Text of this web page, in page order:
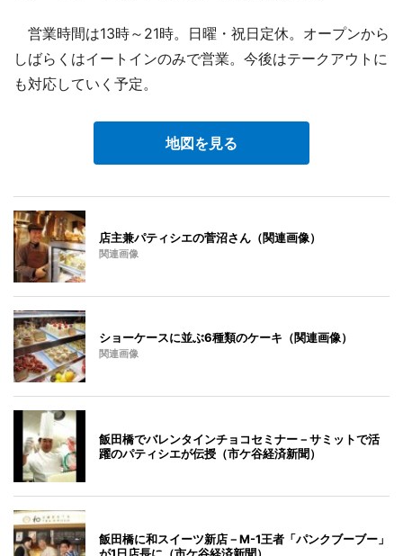
営業時間は13時～21時。日曜・祝日定休。オープンから
しばらくはイートインのみで営業。今後はテークアウトに
も対応していく予定。
地図を見る
店主兼パティシエの菅沼さん（関連画像）
関連画像
ショーケースに並ぶ6種類のケーキ（関連画像）
関連画像
飯田橋でバレンタインチョコセミナー－サミットで活
躍のパティシエが伝授（市ケ谷経済新聞）
飯田橋に和スイーツ新店－M-1王者「パンクブーブー」
が1日店長に（市ケ谷経済新聞）